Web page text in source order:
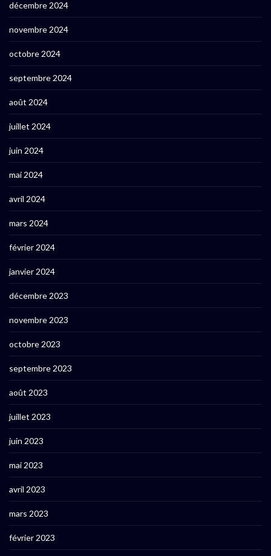
décembre 2024
novembre 2024
octobre 2024
septembre 2024
août 2024
juillet 2024
juin 2024
mai 2024
avril 2024
mars 2024
février 2024
janvier 2024
décembre 2023
novembre 2023
octobre 2023
septembre 2023
août 2023
juillet 2023
juin 2023
mai 2023
avril 2023
mars 2023
février 2023